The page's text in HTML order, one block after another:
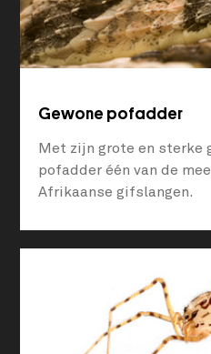
Gewone pofadder
Met zijn grote en sterke
pofadder één van de
Afrikaanse gifslangen.